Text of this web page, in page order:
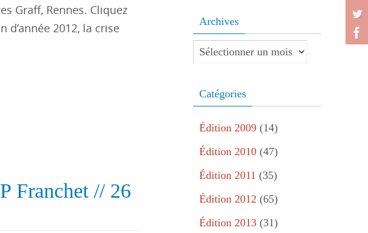
Graff, Rennes. Cliquez
2012, la crise
Franchet // 26
Archives
Archives
Catégories
Édition 2009 (14)
Édition 2010 (47)
Édition 2011 (35)
Édition 2012 (65)
Édition 2013 (31)